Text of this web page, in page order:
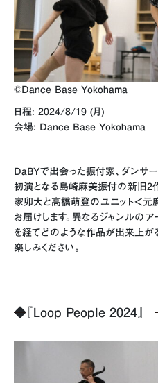
©Dance Base Yokohama
日程: 2024/8/19 (月)
会場: Dance Base Yokohama
DaBYで出会った振付家、ダンサー
初演となる島崎麻美振付の新旧2
家卯大と高橋萌登のユニット＜元
お届けします。異なるジャンルのア
を経てどのような作品が出来上が
楽しみください。
◆ 『Loop People 2024』